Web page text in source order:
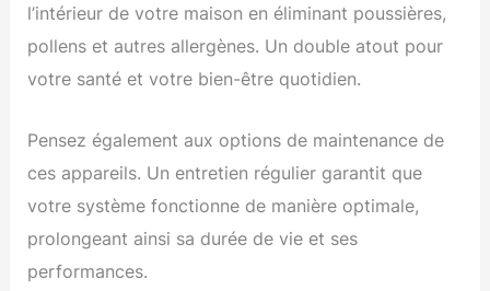
l’intérieur de votre maison en éliminant poussières,
pollens et autres allergènes. Un double atout pour
votre santé et votre bien-être quotidien.
Pensez également aux options de maintenance de
ces appareils. Un entretien régulier garantit que
votre système fonctionne de manière optimale,
prolongeant ainsi sa durée de vie et ses
performances.